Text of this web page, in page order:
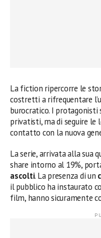
La fiction ripercorre le
costretti a rifrequentare
burocratico. I protagonisti
privatisti, ma di seguire le
contatto con la nuova
La serie, arrivata alla sua
share intorno al 19%,
ascolti. La presenza di un
il pubblico ha instaurato
film, hanno sicuramente